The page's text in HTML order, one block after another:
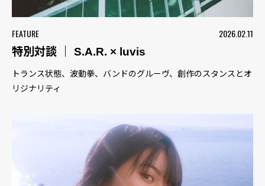
FEATURE
2026.02.11
特別対談 ｜ S.A.R. × luvis
トランス状態、波動拳、バンドのグルーヴ、創作のスタンスとオ
リジナリティ